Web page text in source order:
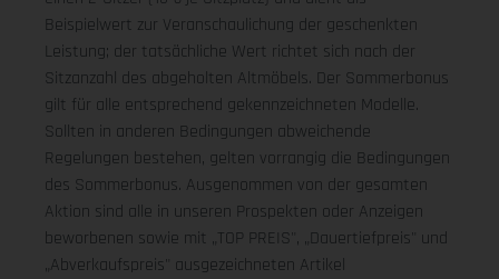
Beispielwert zur Veranschaulichung der geschenkten
Leistung; der tatsächliche Wert richtet sich nach der
Sitzanzahl des abgeholten Altmöbels. Der Sommerbonus
gilt für alle entsprechend gekennzeichneten Modelle.
Sollten in anderen Bedingungen abweichende
Regelungen bestehen, gelten vorrangig die Bedingungen
des Sommerbonus. Ausgenommen von der gesamten
Aktion sind alle in unseren Prospekten oder Anzeigen
beworbenen sowie mit „TOP PREIS", „Dauertiefpreis" und
„Abverkaufspreis" ausgezeichneten Artikel